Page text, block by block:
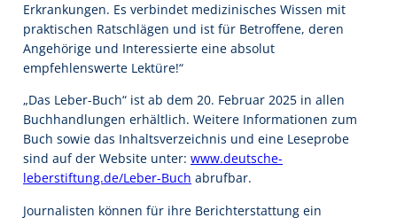
Erkrankungen. Es verbindet medizinisches Wissen mit
praktischen Ratschlägen und ist für Betroffene, deren
Angehörige und Interessierte eine absolut
empfehlenswerte Lektüre!“
„Das Leber-Buch“ ist ab dem 20. Februar 2025 in allen
Buchhandlungen erhältlich. Weitere Informationen zum
Buch sowie das Inhaltsverzeichnis und eine Leseprobe
sind auf der Website unter: www.deutsche-
leberstiftung.de/Leber-Buch abrufbar.
Journalisten können für ihre Berichterstattung ein